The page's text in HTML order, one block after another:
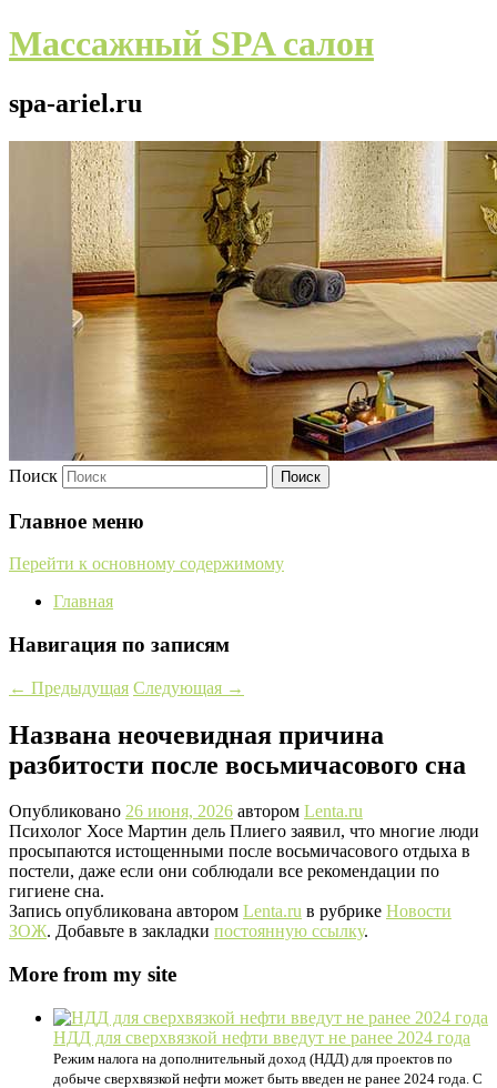
Массажный SPA салон
spa-ariel.ru
Поиск
Главное меню
Перейти к основному содержимому
Главная
Навигация по записям
← Предыдущая Следующая →
Названа неочевидная причина
разбитости после восьмичасового сна
Опубликовано 26 июня, 2026 автором Lenta.ru
Психолог Хосе Мартин дель Плиего заявил, что многие люди
просыпаются истощенными после восьмичасового отдыха в
постели, даже если они соблюдали все рекомендации по
гигиене сна.
Запись опубликована автором Lenta.ru в рубрике Новости
ЗОЖ. Добавьте в закладки постоянную ссылку.
More from my site
НДД для сверхвязкой нефти введут не ранее 2024 года
Режим налога на дополнительный доход (НДД) для проектов по
добыче сверхвязкой нефти может быть введен не ранее 2024 года. С